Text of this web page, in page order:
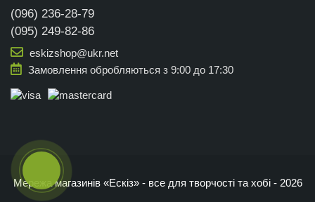
(096) 236-28-79
(095) 249-82-86
eskizshop@ukr.net
Замовлення обробляються з 9:00 до 17:30
Мережа магазинів «Ескіз» - все для творчості та хобі - 2026